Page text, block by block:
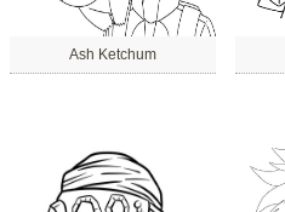
Ash Ketchum